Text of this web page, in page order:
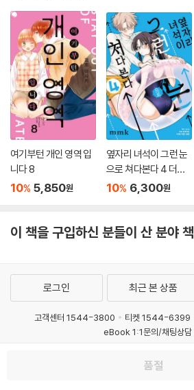
여기부턴 개인 영역 입
니다 8
10% 5,850원
옆자리 녀석이 그런 눈
으로 쳐다본다 4 더블
특전판
10% 6,300원
이 책을 구입하신 분들이 산 분야 책
품절
로그인 최근 본 상품
고객센터 1544-3800 티켓 1544-6399
eBook 1:1문의/채팅상담
개인정보처리방침